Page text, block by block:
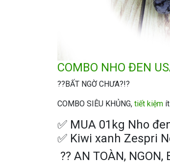
COMBO NHO ĐEN
?? BẤT NGỜ CHƯA?!?
COMBO SIÊU KHỦNG, tiết kiệm
✅ MUA 01kg Nho
✅ Kiwi xanh Zespri
?? AN TOÀN, NGON,